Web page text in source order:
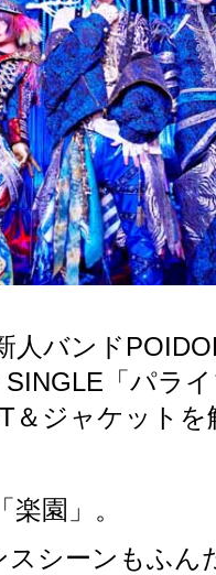
人バンド
SINGLE 「パラ
＆ジャケット
園」。
スシーンもふん